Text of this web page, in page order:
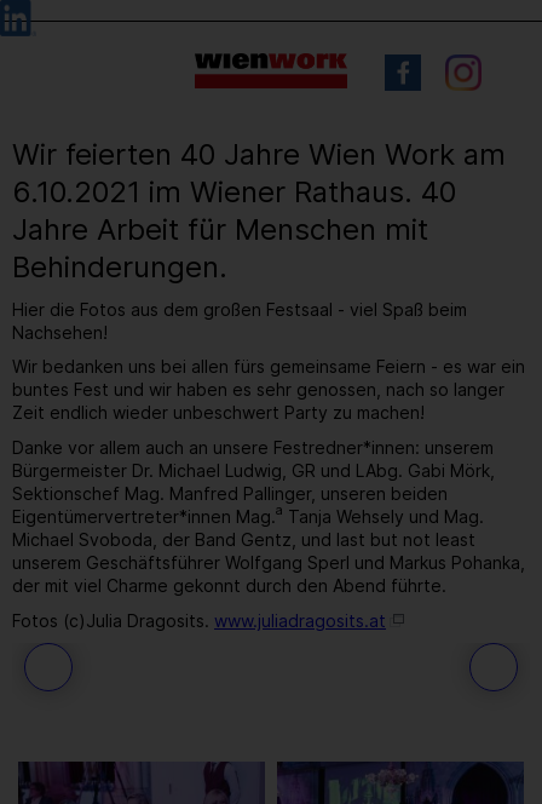
Barrierefreie
Bedienung
Sprachauswahl
Wir feierten 40 Jahre Wien Work am
6.10.2021 im Wiener Rathaus. 40
Jahre Arbeit für Menschen mit
Behinderungen.
Hier die Fotos aus dem großen Festsaal - viel Spaß beim
Nachsehen!
Wir bedanken uns bei allen fürs gemeinsame Feiern - es war ein
buntes Fest und wir haben es sehr genossen, nach so langer
Zeit endlich wieder unbeschwert Party zu machen!
Danke vor allem auch an unsere Festredner*innen: unserem
Bürgermeister Dr. Michael Ludwig, GR und LAbg. Gabi Mörk,
Sektionschef Mag. Manfred Pallinger, unseren beiden
Eigentümervertreter*innen Mag.a Tanja Wehsely und Mag.
Michael Svoboda, der Band Gentz, und last but not least
unserem Geschäftsführer Wolfgang Sperl und Markus Pohanka,
der mit viel Charme gekonnt durch den Abend führte.
Fotos (c)Julia Dragosits. www.juliadragosits.at
54 / 259